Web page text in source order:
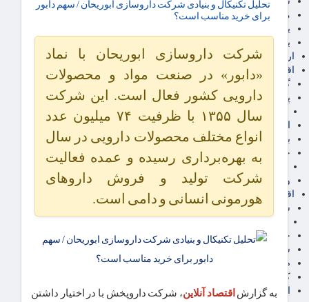
مالیات
یارانه و معیشت مردم
برق، آب و انرژی
ارز دیجیتال
اقتصاد اجتماعی
گردشگری
پزشکی، سلامت و زیبایی
ایران مدلب
بازنشستگان
حقوق و قضایی
دفتر وکیل
ورزشی
اقتصاد شهری و روستایی
شهر و مسکن و عمران
حمل و نقل
شهرک های صنعتی
صنایع غذایی
کشاورزی و دامداری
اخبار استان ها
تحلیل تکنیکال و بنیادی شرکت داروسازی ابوریحان / سهم دابور
برای خرید مناسب است؟
شرکت داروسازی ابوریحان با نماد
«دابور» در صنعت مواد و محصولات
دارویی کشور فعال است. این شرکت
سال ۱۳۵۵ با ظرفیت ۷۴ میلیون عدد
انواع مختلف محصولات دارویی در سال
به بهره‌برداری رسیده و عمده فعالیت
شرکت تولید و فروش داروهای
هورمونی انسانی و دامی است.
به گزارش اقتصاد آنلاین، شرکت داروپخش با در اختیار داشتن